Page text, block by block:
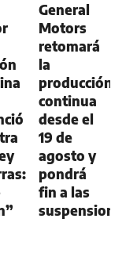
AGRO
General
Motors
retomará
la
producción
continua
desde el
19 de
agosto y
pondrá
fin a las